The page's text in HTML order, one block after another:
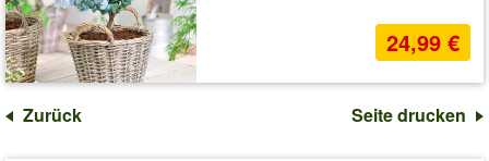
24,99 €
Zurück Seite drucken